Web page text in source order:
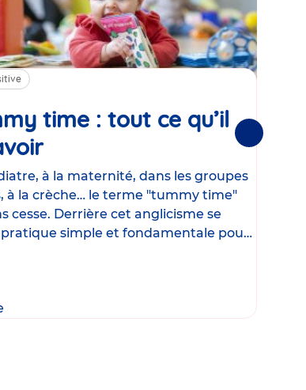
time : tout ce qu’il
Article
à la maternité, dans les groupes
à la crèche… le terme "tummy time"
cesse. Derrière cet anglicisme se
simple et fondamentale pour
Suivantes